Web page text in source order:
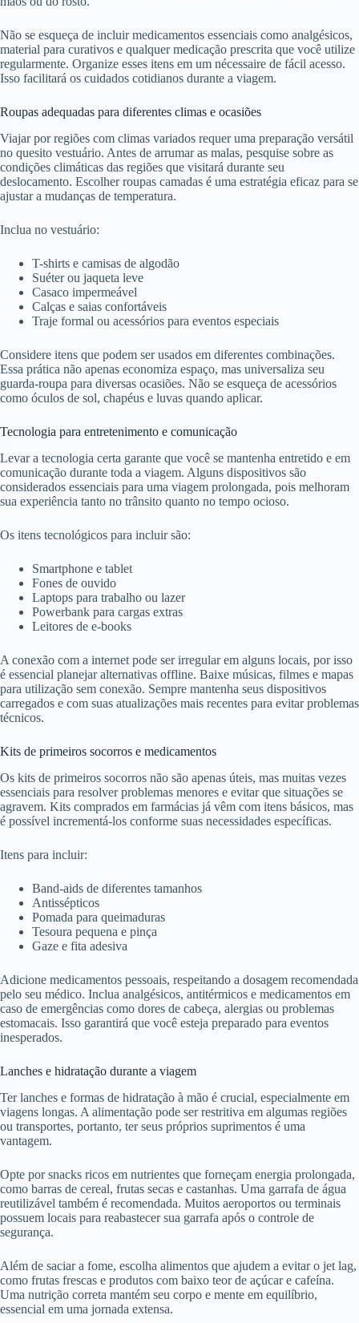
Não se esqueça de incluir medicamentos essenciais como analgésicos,
material para curativos e qualquer medicação prescrita que você utilize
regularmente. Organize esses itens em um nécessaire de fácil acesso.
Isso facilitará os cuidados cotidianos durante a viagem.
Roupas adequadas para diferentes climas e ocasiões
Viajar por regiões com climas variados requer uma preparação versátil
no quesito vestuário. Antes de arrumar as malas, pesquise sobre as
condições climáticas das regiões que visitará durante seu
deslocamento. Escolher roupas camadas é uma estratégia eficaz para se
ajustar a mudanças de temperatura.
Inclua no vestuário:
T-shirts e camisas de algodão
Suéter ou jaqueta leve
Casaco impermeável
Calças e saias confortáveis
Traje formal ou acessórios para eventos especiais
Considere itens que podem ser usados em diferentes combinações.
Essa prática não apenas economiza espaço, mas universaliza seu
guarda-roupa para diversas ocasiões. Não se esqueça de acessórios
como óculos de sol, chapéus e luvas quando aplicar.
Tecnologia para entretenimento e comunicação
Levar a tecnologia certa garante que você se mantenha entretido e em
comunicação durante toda a viagem. Alguns dispositivos são
considerados essenciais para uma viagem prolongada, pois melhoram
sua experiência tanto no trânsito quanto no tempo ocioso.
Os itens tecnológicos para incluir são:
Smartphone e tablet
Fones de ouvido
Laptops para trabalho ou lazer
Powerbank para cargas extras
Leitores de e-books
A conexão com a internet pode ser irregular em alguns locais, por isso
é essencial planejar alternativas offline. Baixe músicas, filmes e mapas
para utilização sem conexão. Sempre mantenha seus dispositivos
carregados e com suas atualizações mais recentes para evitar problemas
técnicos.
Kits de primeiros socorros e medicamentos
Os kits de primeiros socorros não são apenas úteis, mas muitas vezes
essenciais para resolver problemas menores e evitar que situações se
agravem. Kits comprados em farmácias já vêm com itens básicos, mas
é possível incrementá-los conforme suas necessidades específicas.
Itens para incluir:
Band-aids de diferentes tamanhos
Antissépticos
Pomada para queimaduras
Tesoura pequena e pinça
Gaze e fita adesiva
Adicione medicamentos pessoais, respeitando a dosagem recomendada
pelo seu médico. Inclua analgésicos, antitérmicos e medicamentos em
caso de emergências como dores de cabeça, alergias ou problemas
estomacais. Isso garantirá que você esteja preparado para eventos
inesperados.
Lanches e hidratação durante a viagem
Ter lanches e formas de hidratação à mão é crucial, especialmente em
viagens longas. A alimentação pode ser restritiva em algumas regiões
ou transportes, portanto, ter seus próprios suprimentos é uma
vantagem.
Opte por snacks ricos em nutrientes que forneçam energia prolongada,
como barras de cereal, frutas secas e castanhas. Uma garrafa de água
reutilizável também é recomendada. Muitos aeroportos ou terminais
possuem locais para reabastecer sua garrafa após o controle de
segurança.
Além de saciar a fome, escolha alimentos que ajudem a evitar o jet lag,
como frutas frescas e produtos com baixo teor de açúcar e cafeína.
Uma nutrição correta mantém seu corpo e mente em equilíbrio,
essencial em uma jornada extensa.